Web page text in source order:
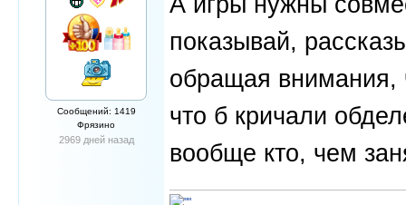
Сообщений: 1419
Фрязино
2969 дней назад
показывай,
обращая внимания,
что б кричали
вообще кто, чем